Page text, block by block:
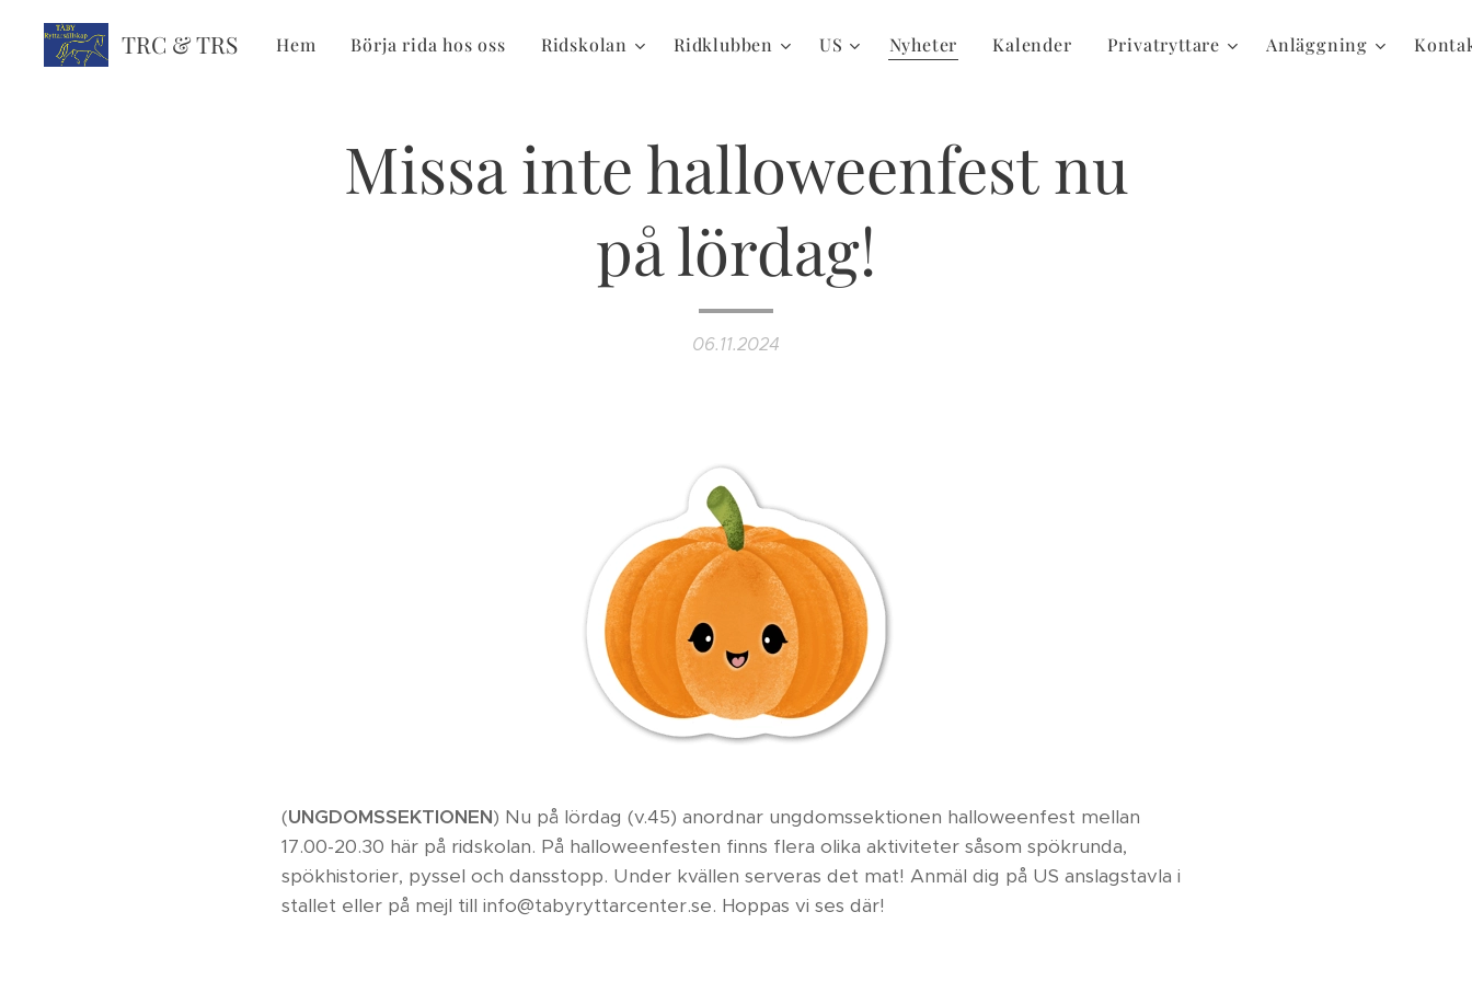
TRC & TRS Hem Börja rida hos oss Ridskolan Ridklubben US Nyheter Kalender Privatryttare Anläggning
Missa inte halloweenfest nu
på lördag!
06.11.2024
(UNGDOMSSEKTIONEN) Nu på lördag (v.45) anordnar ungdomssektionen halloweenfest mellan
17.00-20.30 här på ridskolan. På halloweenfesten finns flera olika aktiviteter såsom spökrunda,
spökhistorier, pyssel och dansstopp. Under kvällen serveras det mat! Anmäl dig på US anslagstavla i
stallet eller på mejl till info@tabyryttarcenter.se. Hoppas vi ses där!